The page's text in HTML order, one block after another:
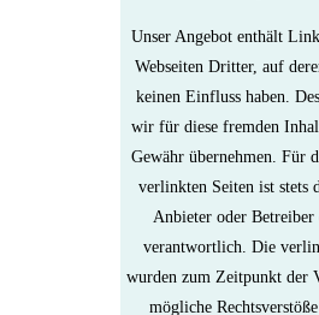
Unser Angebot enthält
Webseiten Dritter, auf
keinen Einfluss haben.
wir für diese fremden
Gewähr übernehmen. Für
verlinkten Seiten ist stets
Anbieter oder Betreiber
verantwortlich. Die
wurden zum Zeitpunkt der
mögliche